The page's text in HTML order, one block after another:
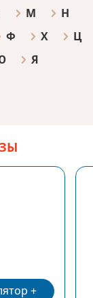
М
Н
Ф Х
Ц
Я